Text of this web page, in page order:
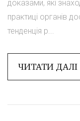
доказами, які
практиці органів
тенденція р...
ЧИТАТИ ДАЛІ